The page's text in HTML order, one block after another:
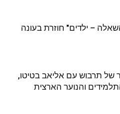
– ילדים" חוזרת בעונה
של תרבוש עם אליאב בטיטו,
והנוער הארצית